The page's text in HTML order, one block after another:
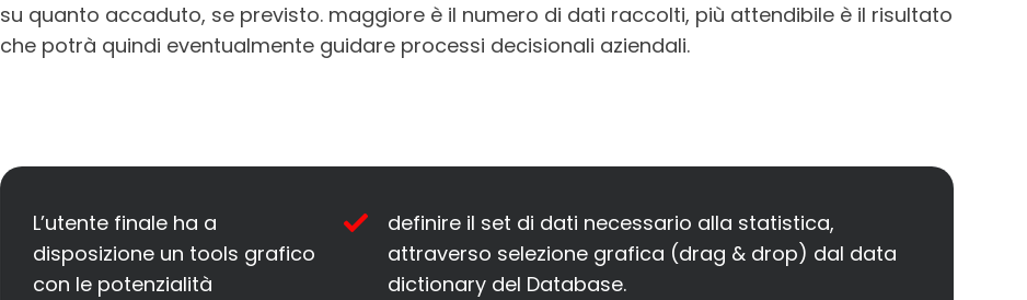
su quanto accaduto, se previsto. maggiore è il numero di dati raccolti, più attendibile è il risultato
che potrà quindi eventualmente guidare processi decisionali aziendali.
L’utente finale ha a
disposizione un tools grafico
con le potenzialità
definire il set di dati necessario alla statistica,
attraverso selezione grafica (drag & drop) dal data
dictionary del Database.